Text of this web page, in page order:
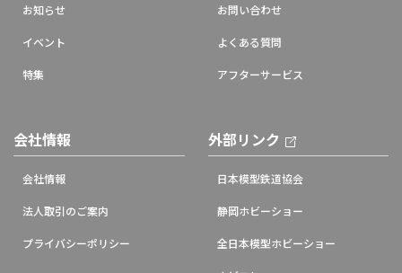
お知らせ
イベント
特集
お問い合わせ
よくある質問
アフターサービス
会社情報
会社情報
法人取引のご案内
プライバシーポリシー
外部リンク
日本模型鉄道協会
静岡ホビーショー
全日本模型ホビーショー